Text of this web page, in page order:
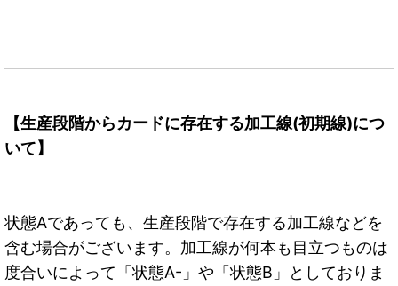
【生産段階からカードに存在する加工線(初期線)につ
いて】
状態Aであっても、生産段階で存在する加工線などを
含む場合がございます。加工線が何本も目立つものは
度合いによって「状態A-」や「状態B」としておりま